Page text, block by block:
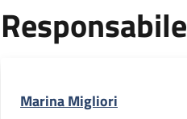
Responsabile
Marina Migliori